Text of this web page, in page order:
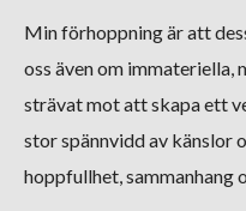
Min förhoppning är att
oss även om immateriella,
strävat mot att skapa ett
stor spännvidd av känslor
hoppfullhet, sammanhang